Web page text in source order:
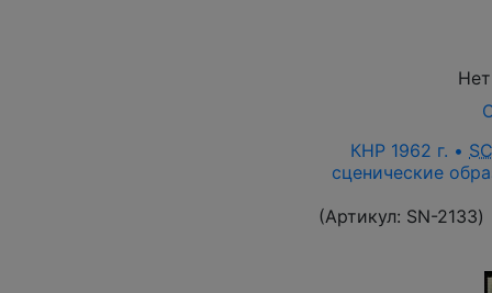
КНР 1962 г. •
сценические
(Артикул: SN-2133)